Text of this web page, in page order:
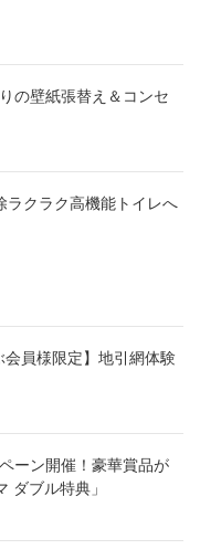
の壁紙張替え＆コンセ
ラクラク高機能トイレへ
員様限定】地引網体験
ーン開催！豪華賞品が
ダブル特典」